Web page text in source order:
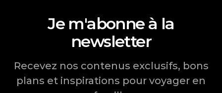
Je m'abonne à la
newsletter
Recevez nos contenus exclusifs, bons
plans et inspirations pour voyager en